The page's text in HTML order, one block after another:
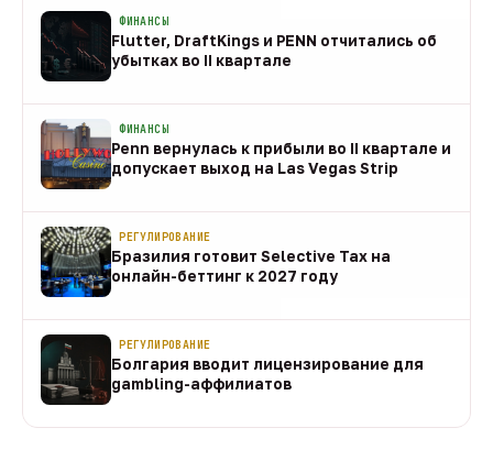
ФИНАНСЫ
Flutter, DraftKings и PENN отчитались об
убытках во II квартале
ФИНАНСЫ
Penn вернулась к прибыли во II квартале и
допускает выход на Las Vegas Strip
РЕГУЛИРОВАНИЕ
Бразилия готовит Selective Tax на
онлайн-беттинг к 2027 году
РЕГУЛИРОВАНИЕ
Болгария вводит лицензирование для
gambling-аффилиатов